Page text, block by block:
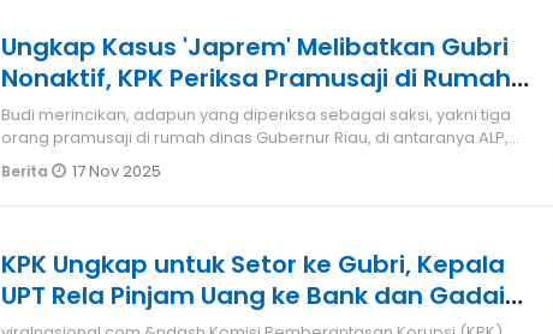
Ungkap Kasus 'Japrem' Melibatkan Gubri
Nonaktif, KPK Periksa Pramusaji di Rumah
Dinas
Budi merincikan, adapun yang diperiksa sebagai saksi, yakni tiga
orang pramusaji di rumah dinas Gubernur Riau, di antaranya ALP,
MSA, dan ML
Berita 17 Nov 2025
KPK Ungkap untuk Setor ke Gubri, Kepala
UPT Rela Pinjam Uang ke Bank dan Gadai
Sertifikat Rumah